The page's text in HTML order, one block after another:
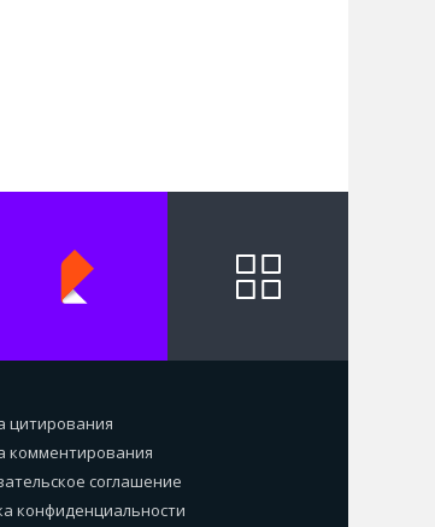
цитирования
комментирования
соглашение
конфиденциальности